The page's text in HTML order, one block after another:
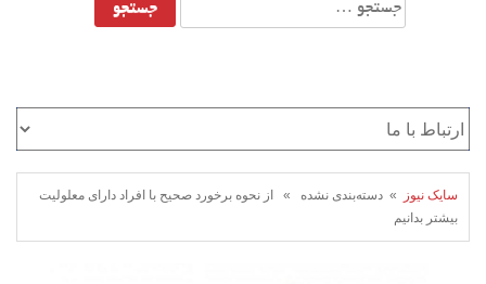
برای:
سایک نیوز
» دسته‌بندی نشده » از نحوه برخورد صحیح با افراد دارای معلولیت
بیشتر بدانیم